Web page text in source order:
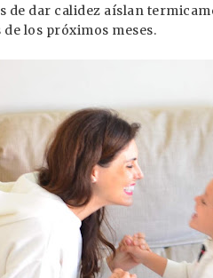
de dar calidez aíslan
los próximos meses.